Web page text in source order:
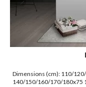
Dimensions (cm): 110/
140/150/160/170/180x75